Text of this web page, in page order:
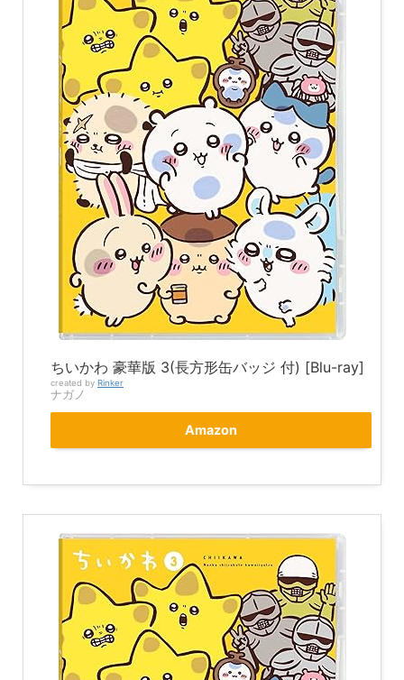
ちいかわ 豪華版 3(長方形缶バッジ 付) [Blu-ray]
created by Rinker
ナガノ
Amazon